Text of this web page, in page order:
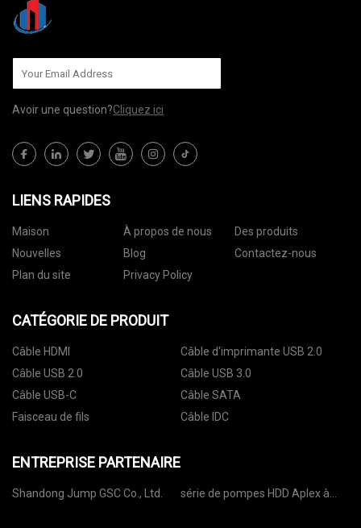
Avoir une question?Cliquez ici
LIENS RAPIDES
Maison À propos de nous
Des produits
Nouvelles
Blog
Contactez-nous
Plan du site
Privacy Policy
CATÉGORIE DE PRODUIT
Câble HDMI
Câble d'imprimante USB 2.0
Câble USB 2.0
Câble USB 3.0
Câble USB-C
Câble SATA
Faisceau de fils
Câble IDC
ENTREPRISE PARTENAIRE
Shandong Jump GSC Co., Ltd.
série de pompes HDD Aplex à